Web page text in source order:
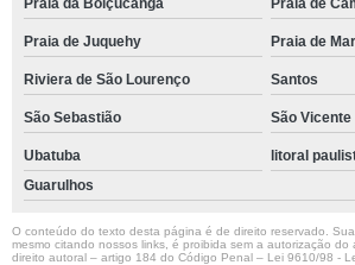
Praia da Boiçucanga Praia de
Praia de Juquehy Praia de
Riviera de São Lourenço Santos
São Sebastião São Vicente
Ubatuba
litoral
Guarulhos
O conteúdo do texto desta página é de direito reservado.
mesmo citando nossos links, é proibida sem a autorização do
direito autoral – artigo 184 do Código Penal – Lei 9610/98 -